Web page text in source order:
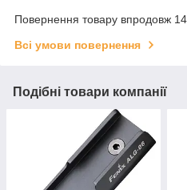
Повернення товару впродовж
Всі умови повернення
Подібні товари компанії